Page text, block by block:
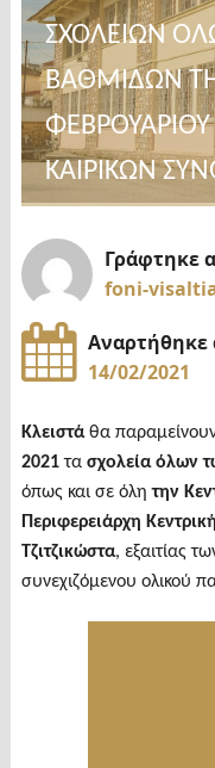
ΣΧΟΛΕΙΩΝ
ΒΑΘΜΙΔΩΝ
ΚΑΙΡΙΚΩΝ
Γράφτηκε
foni-
Αναρτήθηκε
14/02/2021
Κλειστάθα
2021τα σχολεία όλων
όπως και σε όλητην
Περιφερειάρχη
Τζιτζικώστα, εξαιτίας
συνεχιζόμενου ολικού